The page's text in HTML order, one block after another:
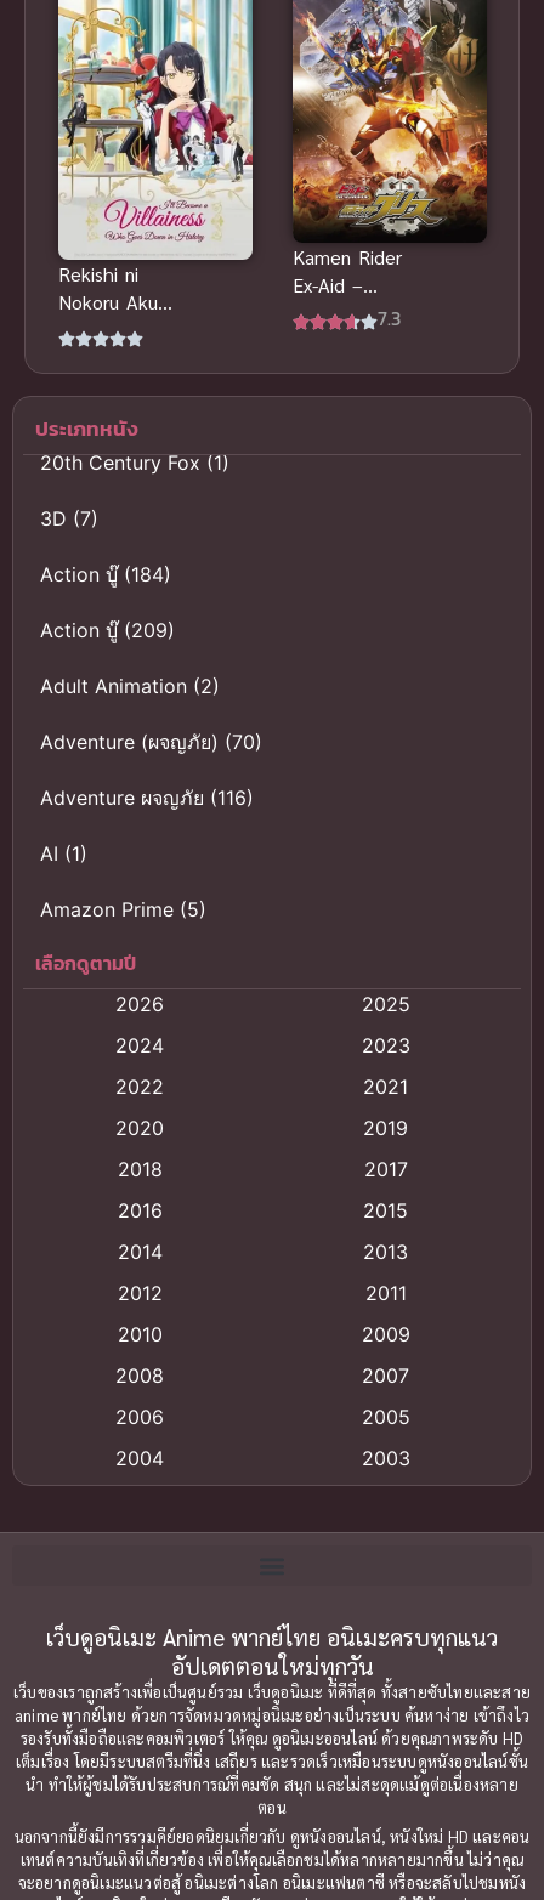
Rekishi ni
Nokoru Akujo
ni Naru zo
Kamen Rider
Ex-Aid –
Another
vs Lazer ซับ
ไทย
7.3
ประเภทหนัง
20th Century Fox(1)
3D (7)
Action บู๊(184)
Action บู๊(209)
Adult Animation (2)
Adventure (ผจญภัย) (70)
Adventure ผจญภัย (116)
AI (1)
Amazon Prime (5)
Anal (ประตูหลัง)
Animation การ์ตูน
Animation อนิเมะ
Animation แอนิเมชัน
(9)
Big tits (นมใหญ่)
Bitch (ผู้หญิงร่าน)
Bondage (ทาส)(1)
Censored (เซ็นเซอร์)(19)
Comedy (ตลก)(79)
Comedy ตลก
Comic Book การ์ตูน(1)
เลือกดูตามปี
2026
2025
2024
2023
2022
2021
2020
2019
2018
2017
2016
2015
2014
2013
2012
2011
2010
2009
2008
2007
2006
2005
2004
2003
2000
1999
1996
1990
1989
1988
1987
1985
1984
1983
1982
1981
1980
1979
เว็บดูอนิเมะ Anime พากย์ไทย อนิเมะครบทุกแนว
อัปเดตตอนใหม่ทุกวัน
เว็บของเราถูกสร้างเพื่อเป็นศูนย์รวม เว็บดูอนิเมะ ที่ดีที่สุด ทั้งสายซับไทยและสาย
anime พากย์ไทย ด้วยการจัดหมวดหมู่อนิเมะอย่างเป็นระบบ ค้นหาง่าย เข้าถึงไว
รองรับทั้งมือถือและคอมพิวเตอร์ ให้คุณ ดูอนิเมะออนไลน์ ด้วยคุณภาพระดับ HD
เต็มเรื่อง โดยมีระบบสตรีมที่นิ่ง เสถียร และรวดเร็วเหมือนระบบดูหนังออนไลน์ชั้น
นำ ทำให้ผู้ชมได้รับประสบการณ์ที่คมชัด สนุก และไม่สะดุดแม้ดูต่อเนื่องหลาย
ตอน
นอกจากนี้ยังมีการรวมคีย์ยอดนิยมเกี่ยวกับ ดูหนังออนไลน์, หนังใหม่ HD และคอน
เทนต์ความบันเทิงที่เกี่ยวข้อง เพื่อให้คุณเลือกชมได้หลากหลายมากขึ้น ไม่ว่าคุณ
จะอยากดูอนิเมะแนวต่อสู้ อนิเมะต่างโลก อนิเมะแฟนตาซี หรือจะสลับไปชมหนัง